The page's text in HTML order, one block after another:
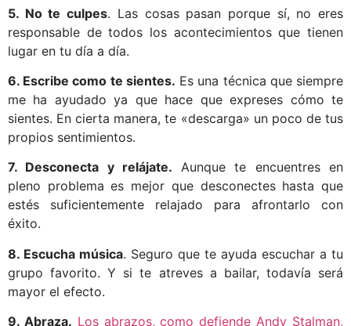
5. No te culpes. Las cosas pasan porque sí, no eres
responsable de todos los acontecimientos que tienen
lugar en tu día a día.
6. Escribe como te sientes. Es una técnica que siempre
me ha ayudado ya que hace que expreses cómo te
sientes. En cierta manera, te «descarga» un poco de tus
propios sentimientos.
7. Desconecta y relájate. Aunque te encuentres en
pleno problema es mejor que desconectes hasta que
estés suficientemente relajado para afrontarlo con
éxito.
8. Escucha música. Seguro que te ayuda escuchar a tu
grupo favorito. Y si te atreves a bailar, todavía será
mayor el efecto.
9. Abraza. Los abrazos, como defiende Andy Stalman,